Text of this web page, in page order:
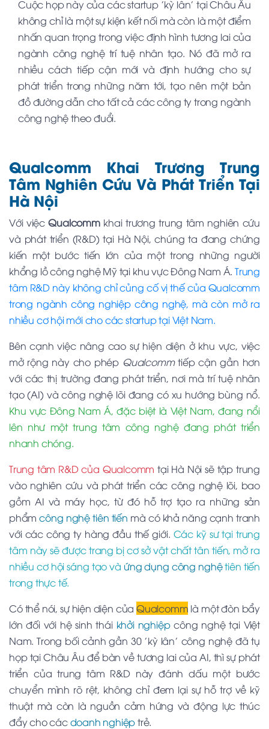
Cuộc họp này của các startup 'kỳ lân' tại Châu Âu
không chỉ là một sự kiện kết nối mà còn là một điểm
nhấn quan trọng trong việc định hình tương lai của
ngành công nghệ trí tuệ nhân tạo. Nó đã mở ra
nhiều cách tiếp cận mới và định hướng cho sự
phát triển trong những năm tới, tạo nên một bản
đồ đường dẫn cho tất cả các công ty trong ngành
công nghệ theo đuổi.
Qualcomm Khai Trương Trung
Tâm Nghiên Cứu Và Phát Triển Tại
Hà Nội
Với việcQualcommkhai trương trung tâm nghiên cứu
và phát triển (R&D) tại Hà Nội, chúng ta đang chứng
kiến một bước tiến lớn của một trong những người
khổng lồ công nghệ Mỹ tại khu vực Đông Nam Á. Trung
tâm R&D này không chỉ củng cố vị thế của Qualcomm
trong ngành công nghiệp công nghệ, mà còn mở ra
nhiều cơ hội mới cho các startup tại Việt Nam.
Bên cạnh việc nâng cao sự hiện diện ở khu vực, việc
mở rộng này cho phép Qualcommtiếp cận gần hơn
với các thị trường đang phát triển, nơi mà trí tuệ nhân
tạo (AI) và công nghệ lõi đang có xu hướng bùng nổ.
Khu vực Đông Nam Á, đặc biệt là Việt Nam, đang nổi
lên như một trung tâm công nghệ đang phát triển
nhanh chóng.
Trung tâm R&D của Qualcomm tại Hà Nội sẽ tập trung
vào nghiên cứu và phát triển các công nghệ lõi, bao
gồm AI và máy học, từ đó hỗ trợ tạo ra những sản
phẩmcông nghệ tiên tiến mà có khả năng cạnh tranh
với các công ty hàng đầu thế giới. Các kỹ sư tại trung
tâm này sẽ được trang bị cơ sở vật chất tân tiến, mở ra
nhiều cơ hội sáng tạo và ứng dụng công nghệtiên tiến
trong thực tế.
Có thể nói, sự hiện diện củaQualcomm là một đòn bẩy
lớn đối với hệ sinh thái khởi nghiệpcông nghệ tại Việt
Nam. Trong bối cảnh gần 30 'kỳ lân' công nghệ đã tụ
họp tại Châu Âu để bàn về tương lai của AI, thì sự phát
triển của trung tâm R&D này đánh dấu một bước
chuyển mình rõ rệt, không chỉ đem lại sự hỗ trợ về kỹ
thuật mà còn là nguồn cảm hứng và động lực thúc
đẩy cho cácdoanh nghiệptrẻ.